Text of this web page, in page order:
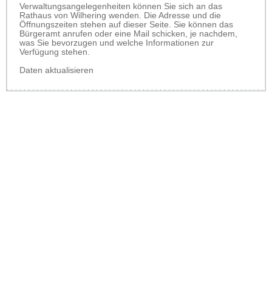
Verwaltungsangelegenheiten können Sie sich an das
Rathaus von Wilhering wenden. Die Adresse und die
Öffnungszeiten stehen auf dieser Seite. Sie können das
Bürgeramt anrufen oder eine Mail schicken, je nachdem,
was Sie bevorzugen und welche Informationen zur
Verfügung stehen.
Daten aktualisieren